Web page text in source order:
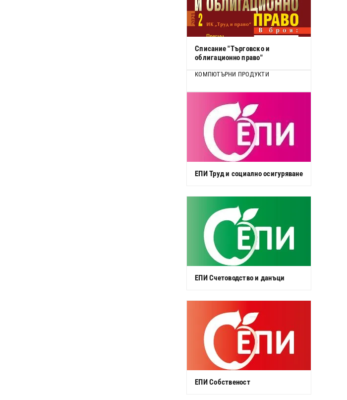
Списание "Търговско и
облигационно право"
КОМПЮТЪРНИ ПРОДУКТИ
ЕПИ Труд и социално осигуряване
ЕПИ Счетоводство и данъци
ЕПИ Собственост